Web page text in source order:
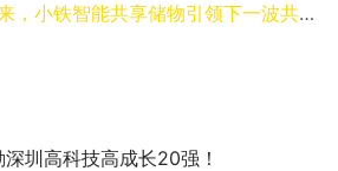
小铁智能共享储物引领下一波共享浪潮
圳高科技高成长20强！